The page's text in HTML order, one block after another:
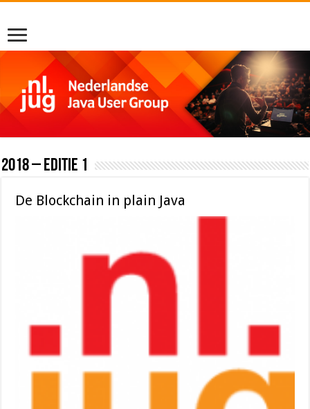
2018 – editie 1
De Blockchain in plain Java